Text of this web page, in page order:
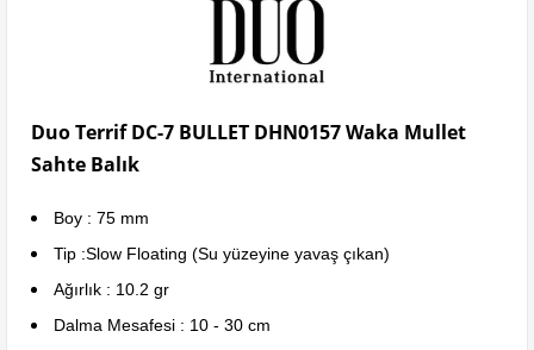
Duo Terrif DC-7 BULLET DHN0157 Waka Mullet
Sahte Balık
Boy : 75 mm
Tip :Slow Floating (Su yüzeyine yavaş çıkan)
Ağırlık : 10.2 gr
Dalma Mesafesi : 10 - 30 cm